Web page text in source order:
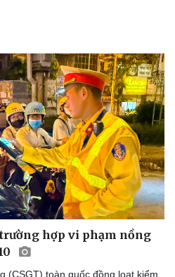
Ô tô - Xe máy
Ô tô
Xe máy
Tư vấn
hợp vi phạm nồng
(CSGT) toàn quốc đồng loạt kiểm